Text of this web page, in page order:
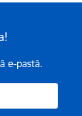
e-pastā.